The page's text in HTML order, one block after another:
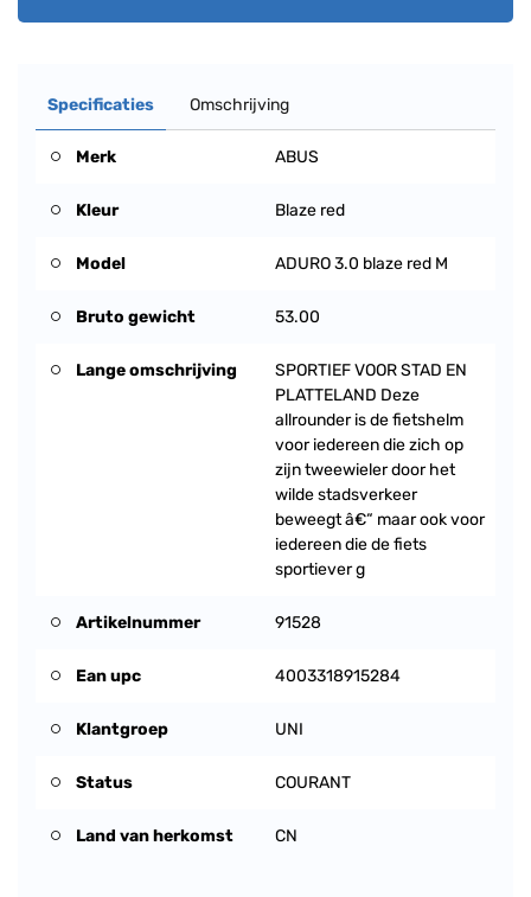
Specificaties Omschrijving
Merk ABUS
Kleur Blaze red
Model ADURO 3.0 blaze red M
Bruto gewicht 53.00
Lange omschrijving
SPORTIEF VOOR STAD EN
PLATTELAND Deze
allrounder is de fietshelm
voor iedereen die zich op
zijn tweewieler door het
wilde stadsverkeer
beweegt â€“ maar ook voor
iedereen die de fiets
sportiever g
Artikelnummer 91528
Ean upc 4003318915284
Klantgroep UNI
Status COURANT
Land van herkomst CN